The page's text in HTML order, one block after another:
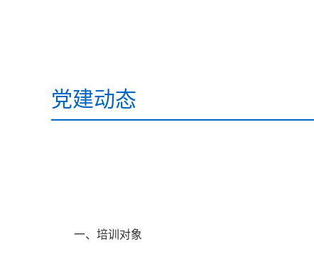
党建动态
一、培训对象